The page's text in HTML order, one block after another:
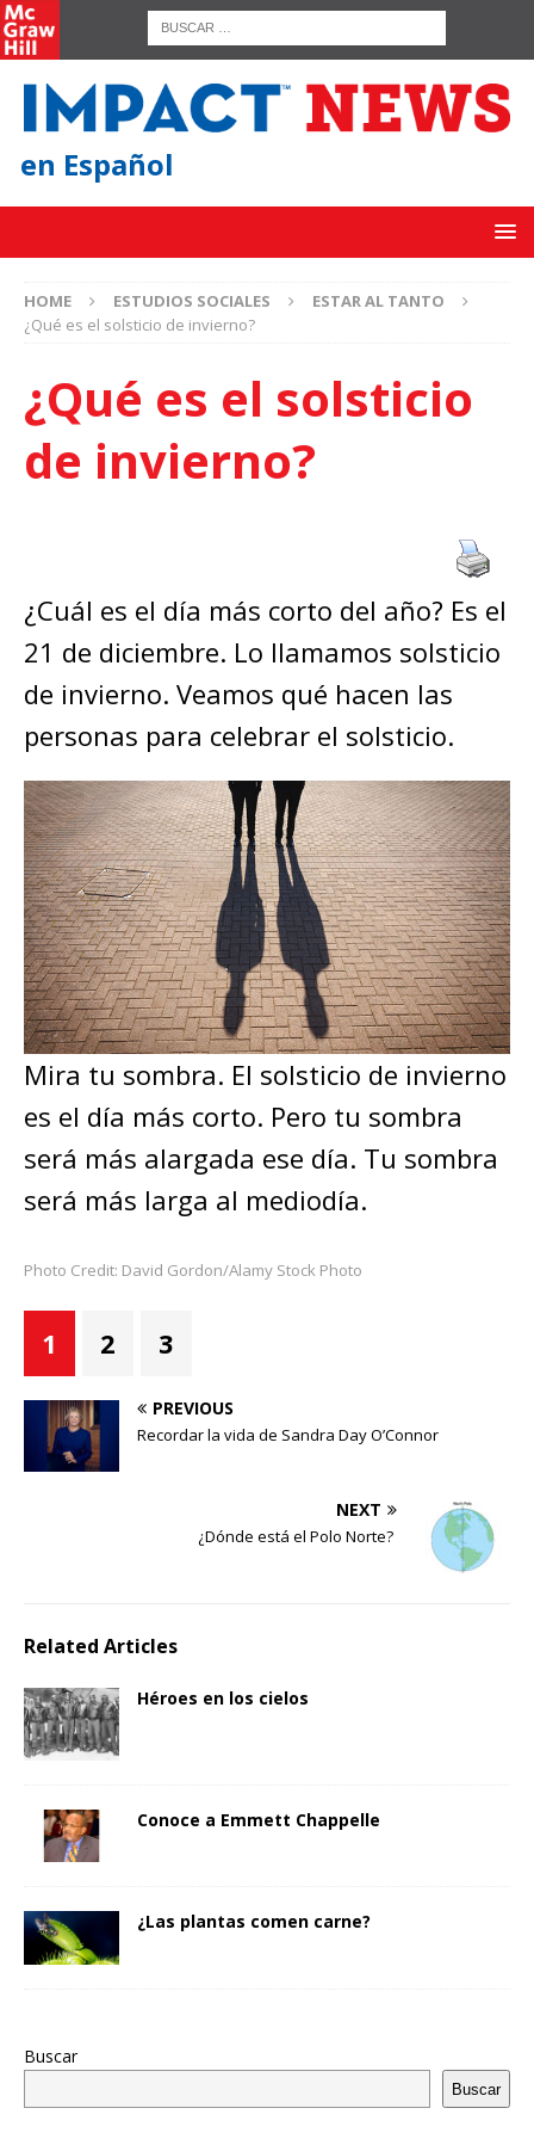
en Español
HOME ESTUDIOS SOCIALES
ESTAR AL TANTO
¿Qué es el solsticio de invierno?
¿Qué es el solsticio
de invierno?
¿Cuál es el día más corto del año? Es el
21 de diciembre. Lo llamamos solsticio
de invierno. Veamos qué hacen las
personas para celebrar el solsticio.
Mira tu sombra. El solsticio de invierno
es el día más corto. Pero tu sombra
será más alargada ese día. Tu sombra
será más larga al mediodía.
Photo Credit: David Gordon/Alamy Stock Photo
1 2 3
PREVIOUS
Recordar la vida de Sandra Day O’Connor
NEXT
¿Dónde está el Polo Norte?
Related Articles
Héroes en los cielos
Conoce a Emmett Chappelle
¿Las plantas comen carne?
Buscar
Buscar